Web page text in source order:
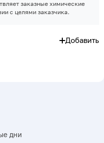
заказные химические
с целями заказчика.
Добавить
дни